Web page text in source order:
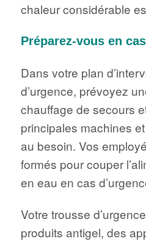
chaleur considérable
Préparez-vous en
Dans votre plan
d’urgence, prévoyez
chauffage de secours
principales machines
au besoin. Vos
formés pour couper
en eau en cas
Votre trousse
produits antigel, des